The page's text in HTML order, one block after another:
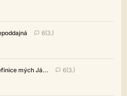
6(3.)
mých Já... 6(3.)